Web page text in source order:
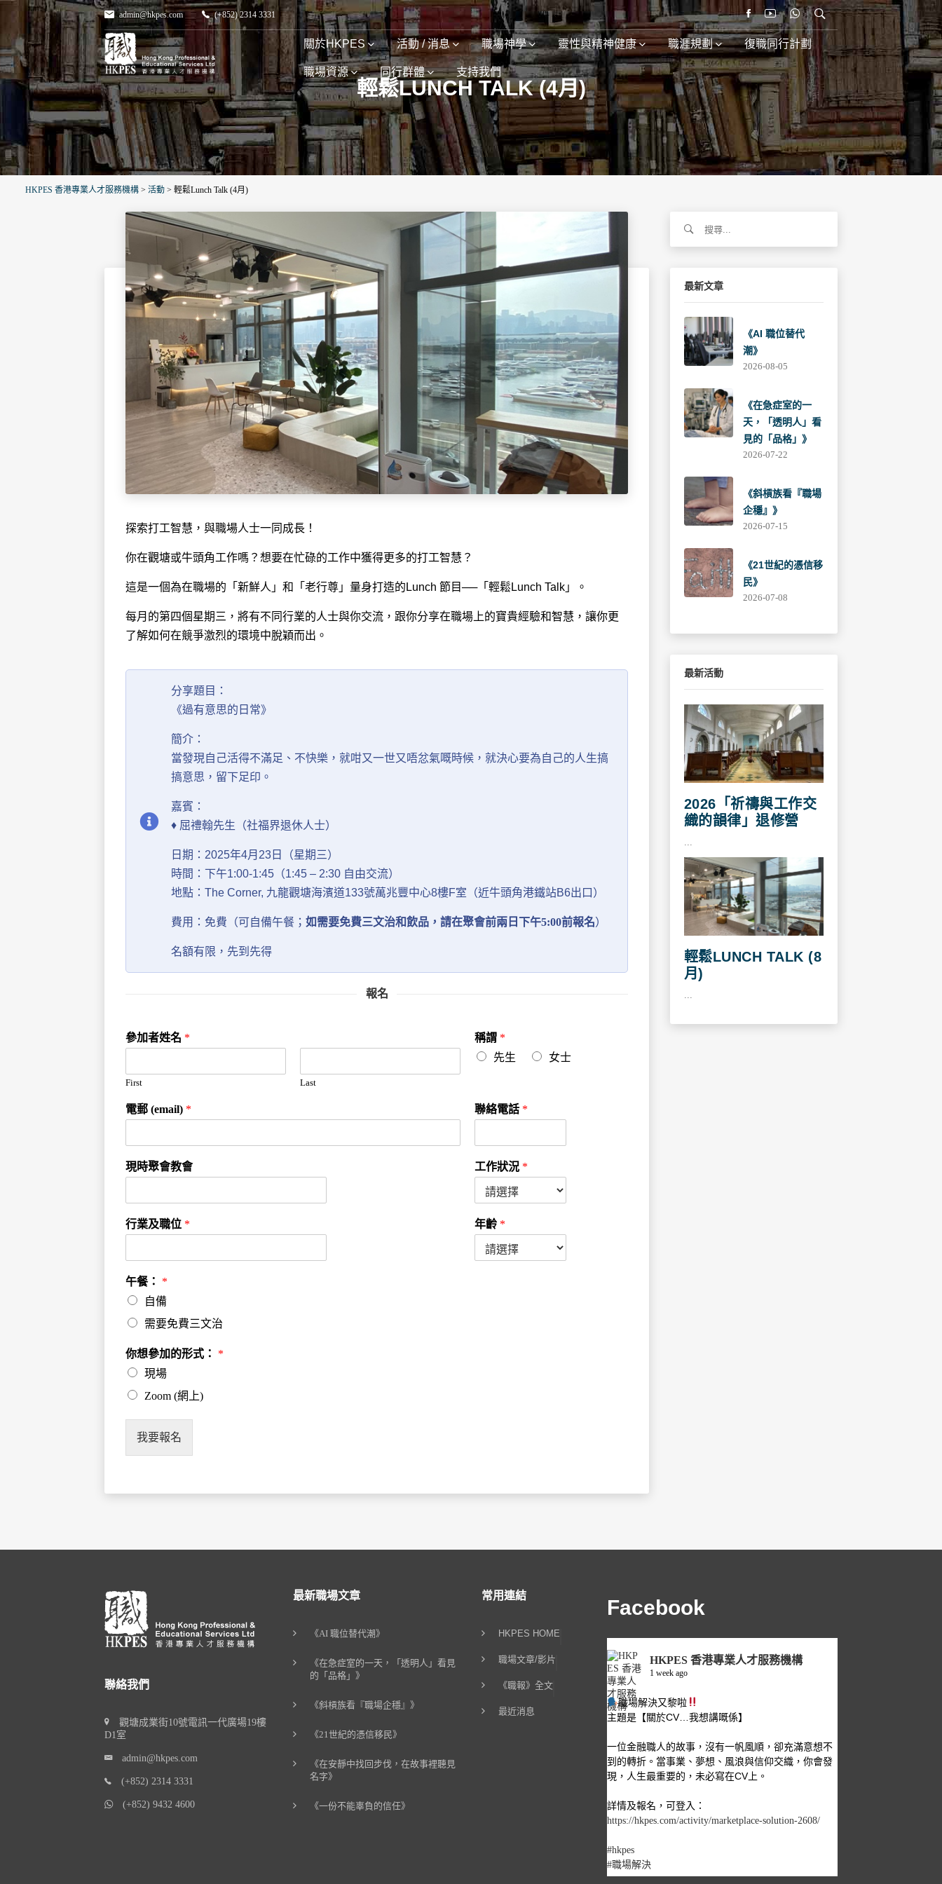
admin@hkpes.com (+852) 2314 3331
關於HKPES 活動 / 消息 職場神學 靈性與精神健康 職涯規劃 復職同行計劃
職場資源 同行群體 支持我們
輕鬆LUNCH TALK (4月)
HKPES 香港專業人才服務機構 > 活動 > 輕鬆Lunch Talk (4月)
探索打工智慧，與職場人士一同成長！
你在觀塘或牛頭角工作嗎？想要在忙碌的工作中獲得更多的打工智慧？
這是一個為在職場的「新鮮人」和「老行尊」量身打造的Lunch 節目──「輕鬆Lunch Talk」。
每月的第四個星期三，將有不同行業的人士與你交流，跟你分享在職場上的寶貴經驗和智慧，讓你更
了解如何在競爭激烈的環境中脫穎而出。
分享題目：
《過有意思的日常》
簡介：
當發現自己活得不滿足、不快樂，就咁又一世又唔忿氣嘅時候，就決心要為自己的人生搞
搞意思，留下足印。
嘉賓：
♦ 屈禮翰先生（社福界退休人士）
日期：2025年4月23日（星期三）
時間：下午1:00-1:45（1:45 – 2:30 自由交流）
地點：The Corner, 九龍觀塘海濱道133號萬兆豐中心8樓F室（近牛頭角港鐵站B6出口）
費用：免費（可自備午餐；如需要免費三文治和飲品，請在聚會前兩日下午5:00前報名）
名額有限，先到先得
報名
參加者姓名 *
First Last
稱謂 *
先生
女士
電郵 (email) * 聯絡電話 *
現時聚會教會 工作狀況 *
行業及職位 * 年齡 *
午餐： *
自備
需要免費三文治
你想參加的形式： *
現場
Zoom (網上)
我要報名
關
最新文章
《AI 職位替代
潮》
2026-08-05
《在急症室的一
天，「透明人」看
見的「品格」》
2026-07-22
《斜槓族看『職場
企穩』》
2026-07-15
《21世紀的憑信移
民》
2026-07-08
最新活動
2026「祈禱與工作交
織的韻律」退修營
輕鬆LUNCH TALK (8
月)
聯絡我們
觀塘成業街10號電訊一代廣場19樓
D1室
admin@hkpes.com
(+852) 2314 3331
(+852) 9432 4600
最新職場文章
《AI 職位替代潮》
《在急症室的一天，「透明人」看見
的「品格」》
《斜槓族看『職場企穩』》
《21世紀的憑信移民》
《在安靜中找回步伐，在故事裡聽見
名字》
《一份不能辜負的信任》
常用連結
HKPES HOME
職場文章/影片
《職報》全文
最近消息
Facebook
HKPES 香港專業人才服務機構
1 week ago
職場解決又黎啦
主題是【關於CV…我想講嘅係】
一位金融職人的故事，沒有一帆風順，卻充滿意想不
到的轉折。當事業、夢想、風浪與信仰交織，你會發
現，人生最重要的，未必寫在CV上。
詳情及報名，可登入：
https://hkpes.com/activity/marketplace-solution-2608/
#hkpes
#職場解決